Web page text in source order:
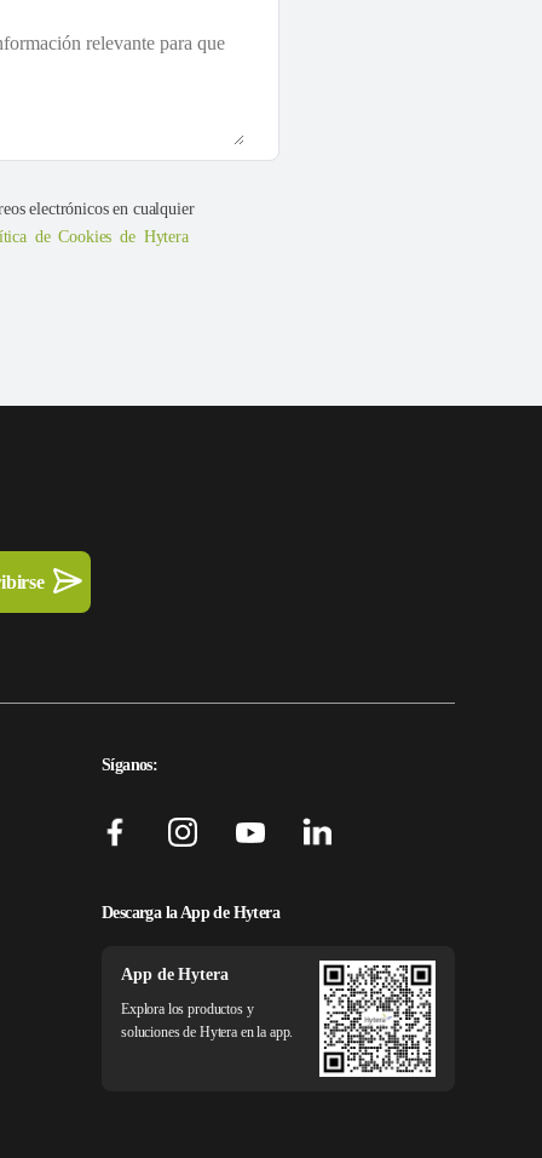
electrónicos en cualquier
de Cookies de Hytera
Síganos:
Descarga la App de Hytera
App de Hytera
Explora los productos y
soluciones de Hytera en la app.